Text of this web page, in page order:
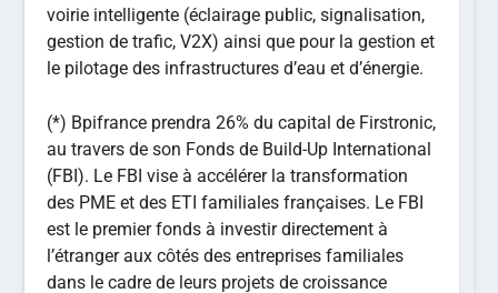
voirie intelligente (éclairage public, signalisation,
gestion de trafic, V2X) ainsi que pour la gestion et
le pilotage des infrastructures d’eau et d’énergie.
(*) Bpifrance prendra 26% du capital de Firstronic,
au travers de son Fonds de Build-Up International
(FBI). Le FBI vise à accélérer la transformation
des PME et des ETI familiales françaises. Le FBI
est le premier fonds à investir directement à
l’étranger aux côtés des entreprises familiales
dans le cadre de leurs projets de croissance